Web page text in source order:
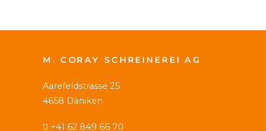
M. CORAY SCHREINEREI AG
Aarefeldstrasse 25
4658 Däniken
+41 62 849 66 70